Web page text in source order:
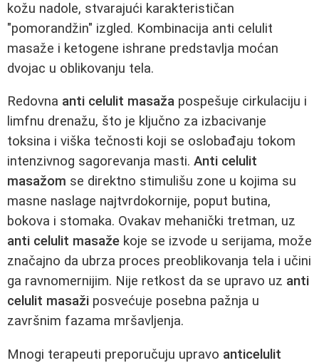
kožu nadole, stvarajući karakterističan
"pomorandžin" izgled. Kombinacija anti celulit
masaže i ketogene ishrane predstavlja moćan
dvojac u oblikovanju tela.
Redovna anti celulit masaža pospešuje cirkulaciju i
limfnu drenažu, što je ključno za izbacivanje
toksina i viška tečnosti koji se oslobađaju tokom
intenzivnog sagorevanja masti. Anti celulit
masažom se direktno stimulišu zone u kojima su
masne naslage najtvrdokornije, poput butina,
bokova i stomaka. Ovakav mehanički tretman, uz
anti celulit masaže koje se izvode u serijama, može
značajno da ubrza proces preoblikovanja tela i učini
ga ravnomernijim. Nije retkost da se upravo uz anti
celulit masaži posvećuje posebna pažnja u
završnim fazama mršavljenja.
Mnogi terapeuti preporučuju upravo anticelulit